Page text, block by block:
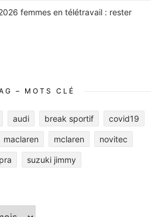
femmes en télétravail : rester
– MOTS CLÉ
audi break sportif covid19
maclaren mclaren novitec
suzuki jimmy